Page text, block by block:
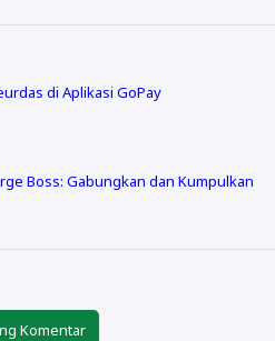
di Aplikasi GoPay
Boss: Gabungkan dan Kumpulkan
Komentar